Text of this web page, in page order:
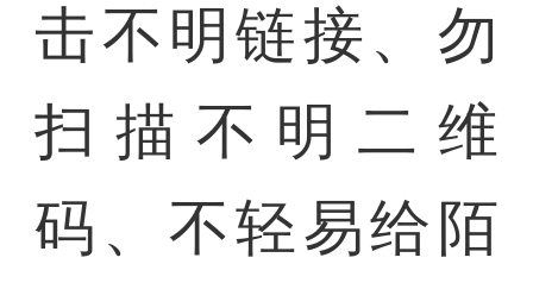
击不明链接、勿
扫描不明二维
码、不轻易给陌